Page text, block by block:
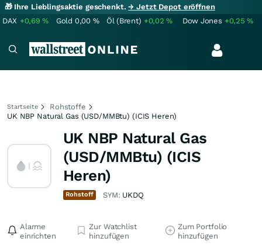
🎁 Ihre Lieblingsaktie geschenkt.→ Jetzt Depot eröffnen
DAX +0,69% Gold 0,00 % Öl (Brent) +0,02% Dow Jones +0,25%
Startseite
Rohstoffe
UK NBP Natural Gas (USD/MMBtu) (ICIS Heren)
UK NBP Natural Gas
(USD/MMBtu) (ICIS
Heren)
Rohstoff SYM: UKDQ
Alarme
einrichten
Zur Watchlist
hinzufügen
Zum Portfolio
hinzufügen